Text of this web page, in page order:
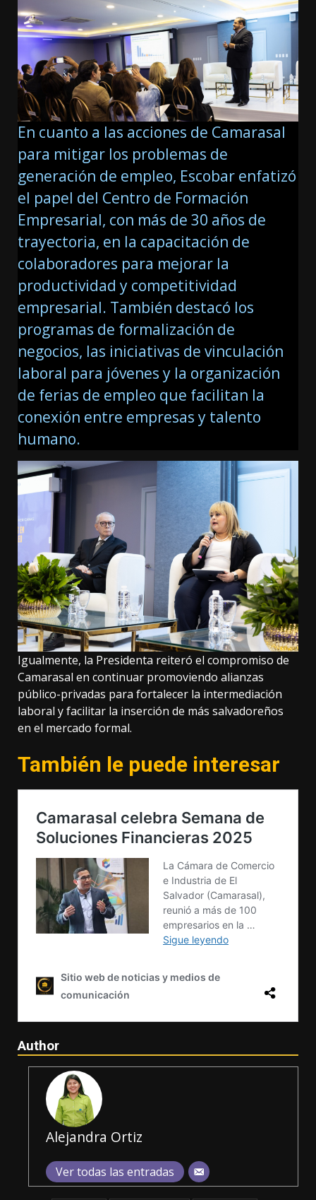
En cuanto a las acciones de Camarasal
para mitigar los problemas de
generación de empleo, Escobar enfatizó
el papel del Centro de Formación
Empresarial, con más de 30 años de
trayectoria, en la capacitación de
colaboradores para mejorar la
productividad y competitividad
empresarial. También destacó los
programas de formalización de
negocios, las iniciativas de vinculación
laboral para jóvenes y la organización
de ferias de empleo que facilitan la
conexión entre empresas y talento
humano.
Igualmente, la Presidenta reiteró el compromiso de
Camarasal en continuar promoviendo alianzas
público-privadas para fortalecer la intermediación
laboral y facilitar la inserción de más salvadoreños
en el mercado formal.
También le puede interesar
Author
Alejandra Ortiz
Ver todas las entradas